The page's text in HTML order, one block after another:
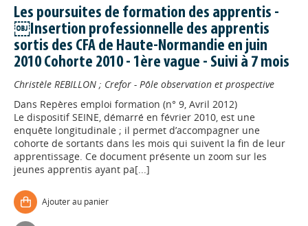
Les poursuites de formation des apprentis -
￼Insertion professionnelle des apprentis
sortis des CFA de Haute-Normandie en juin
2010 Cohorte 2010 - 1ère vague - Suivi à 7 mois
Christèle REBILLON ; Crefor - Pôle observation et prospective
Dans Repères emploi formation (n° 9, Avril 2012)
Le dispositif SEINE, démarré en février 2010, est une
enquête longitudinale ; il permet d’accompagner une
cohorte de sortants dans les mois qui suivent la fin de leur
apprentissage. Ce document présente un zoom sur les
jeunes apprentis ayant pa[...]
Ajouter au panier